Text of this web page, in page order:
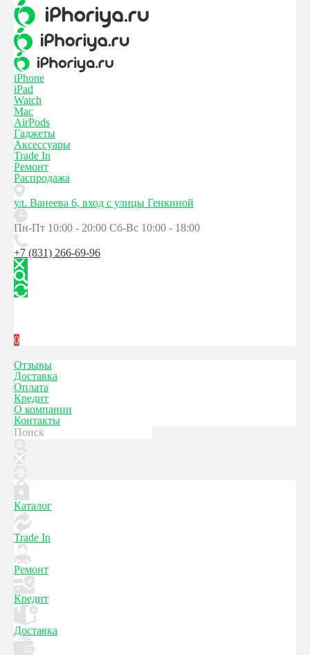
iPhone
iPad
Watch
Mac
AirPods
Гаджеты
Аксессуары
Trade In
Ремонт
Распродажа
ул. Ванеева 6, вход с улицы Генкиной
Пн-Пт 10:00 - 20:00 Сб-Вс 10:00 - 18:00
+7 (831) 266-69-96
0
Отзывы
Доставка
Оплата
Кредит
О компании
Контакты
Каталог
Trade In
Ремонт
Кредит
Доставка